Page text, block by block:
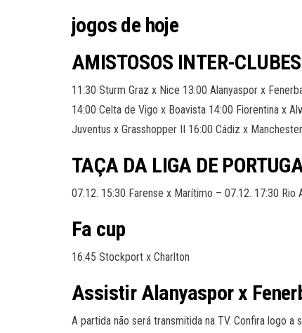
jogos de hoje
AMISTOSOS INTER-CLUBES
11:30 Sturm Graz x Nice 13:00 Alanyaspor x
14:00 Celta de Vigo x Boavista 14:00 Fiorentina x
Juventus x Grasshopper II 16:00 Cádiz x
TAÇA DA LIGA DE
07.12. 15:30 Farense x Marítimo – 07.12. 17:30 Rio
Fa cup
16:45 Stockport x Charlton
Assistir Alanyaspor x
A partida não será transmitida na TV. Confira logo